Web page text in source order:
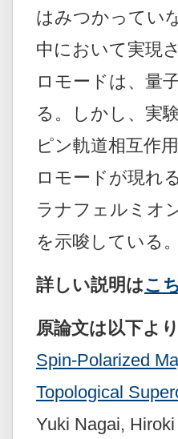
はみつかってい
中において実現
ロモードは、量
る。しかし、実
ピン軌道相互作
ロモードが現れ
ラナフェルミオ
を示唆している。
詳しい説明はこ
原論文は以下よ
Spin-Polarized
Topological
Yuki Nagai,